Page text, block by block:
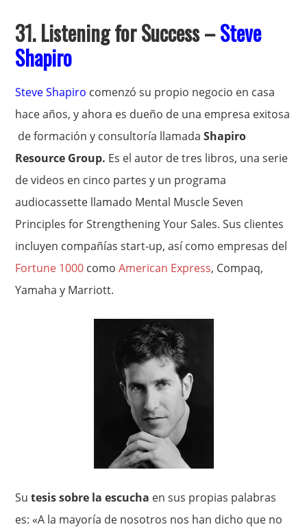
31. Listening for Success –Steve
Shapiro
Steve Shapiro comenzó su propio negocio en casa
hace años, y ahora es dueño de una empresa exitosa
de formación y consultoría llamadaShapiro
Resource Group. Es el autor de tres libros, una serie
de videos en cinco partes y un programa
audiocassette llamado Mental Muscle Seven
Principles for Strengthening Your Sales. Sus clientes
incluyen compañías start-up, así como empresas del
Fortune 1000 comoAmerican Express, Compaq,
Yamaha y Marriott.
Su tesis sobre la escucha en sus propias palabras
es: «A la mayoría de nosotros nos han dicho que no